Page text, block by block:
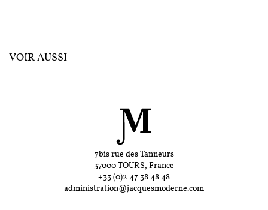
VOIR AUSSI
7bis rue des Tanneurs
37000 TOURS, France
+33 (0)2 47 38 48 48
administration@jacquesmoderne.com